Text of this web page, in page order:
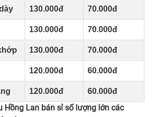
130.000đ 70.000đ
130.000đ 70.000đ
130.000đ 70.000đ
120.000đ 60.000đ
120.000đ 60.000đ
Hồng Lan bán sỉ số lượng lớn các